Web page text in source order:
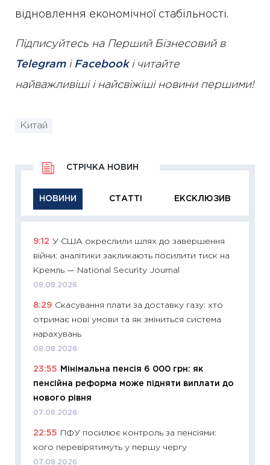
відновлення економічної стабільності.
Підписуйтесь на Перший Бізнесовий в
Telegramі Facebookі читайте
найважливіші і найсвіжіші новини першими!
Китай
НОВИНИ СТАТТІ ЕКСКЛЮЗИВ
СТРІЧКА НОВИН
9:12 У США окреслили шлях до завершення
війни: аналітики закликають посилити тиск на
Кремль — National Security Journal
08.08.2026
8:29 Скасування плати за доставку газу: хто
отримає нові умови та як зміниться система
нарахувань
08.08.2026
23:55
Мінімальна пенсія 6 000 грн: як
пенсійна реформа може підняти виплати до
нового рівня
07.08.2026
22:55
ПФУ посилює контроль за пенсіями:
кого перевірятимуть у першу чергу
07.08.2026